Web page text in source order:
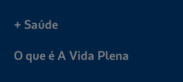
+ Saúde
O que é A Vida Plena